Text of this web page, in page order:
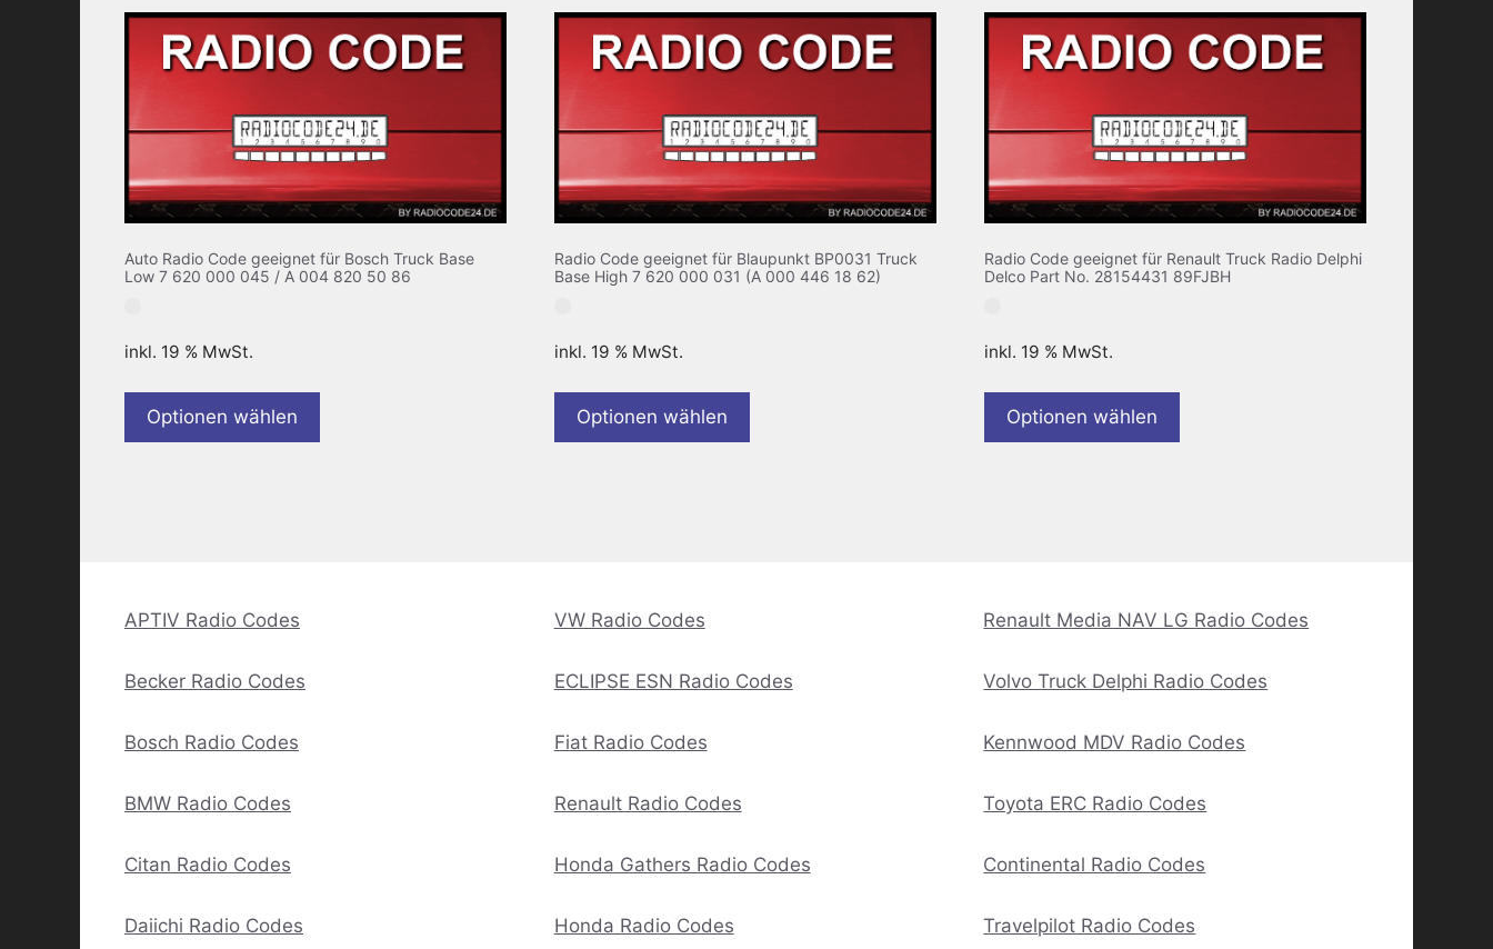
Auto Radio Code geeignet für Bosch Truck Base
Low 7 620 000 045 / A 004 820 50 86
inkl. 19 % MwSt.
Optionen wählen
Radio Code geeignet für Blaupunkt BP0031 Truck
Base High 7 620 000 031 (A 000 446 18 62)
inkl. 19 % MwSt.
Optionen wählen
Radio Code geeignet für Renault Truck Radio Delphi
Delco Part No. 28154431 89FJBH
inkl. 19 % MwSt.
Optionen wählen
APTIV Radio Codes
Becker Radio Codes
Bosch Radio Codes
BMW Radio Codes
Citan Radio Codes
Daiichi Radio Codes
VW Radio Codes
ECLIPSE ESN Radio Codes
Fiat Radio Codes
Renault Radio Codes
Honda Gathers Radio Codes
Honda Radio Codes
Renault Media NAV LG Radio Codes
Volvo Truck Delphi Radio Codes
Kennwood MDV Radio Codes
Toyota ERC Radio Codes
Continental Radio Codes
Travelpilot Radio Codes